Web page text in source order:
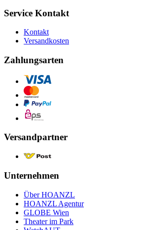
Service Kontakt
Kontakt
Versandkosten
Zahlungsarten
Versandpartner
Unternehmen
Über HOANZL
HOANZL Agentur
GLOBE Wien
Theater im Park